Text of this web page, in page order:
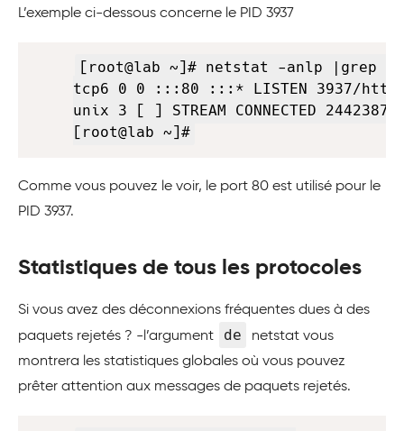
L’exemple ci-dessous concerne le PID 3937
[root@lab ~]# netstat -anlp |grep
tcp6 0 0 :::80 :::* LISTEN
unix 3 [ ] STREAM CONNECTED
[root@lab ~]#
Comme vous pouvez le voir, le port 80 est utilisé pour le
PID 3937.
Statistiques de tous les protocoles
Si vous avez des déconnexions fréquentes dues à des
paquets rejetés ? -l’argument
de
netstat vous
montrera les statistiques globales où vous pouvez
prêter attention aux messages de paquets rejetés.